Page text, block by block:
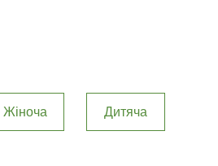
Жіноча Дитяча